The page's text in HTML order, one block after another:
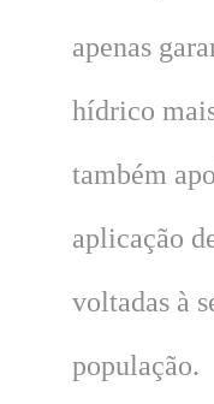
apenas
hídrico
também
aplicação
voltadas à
população.